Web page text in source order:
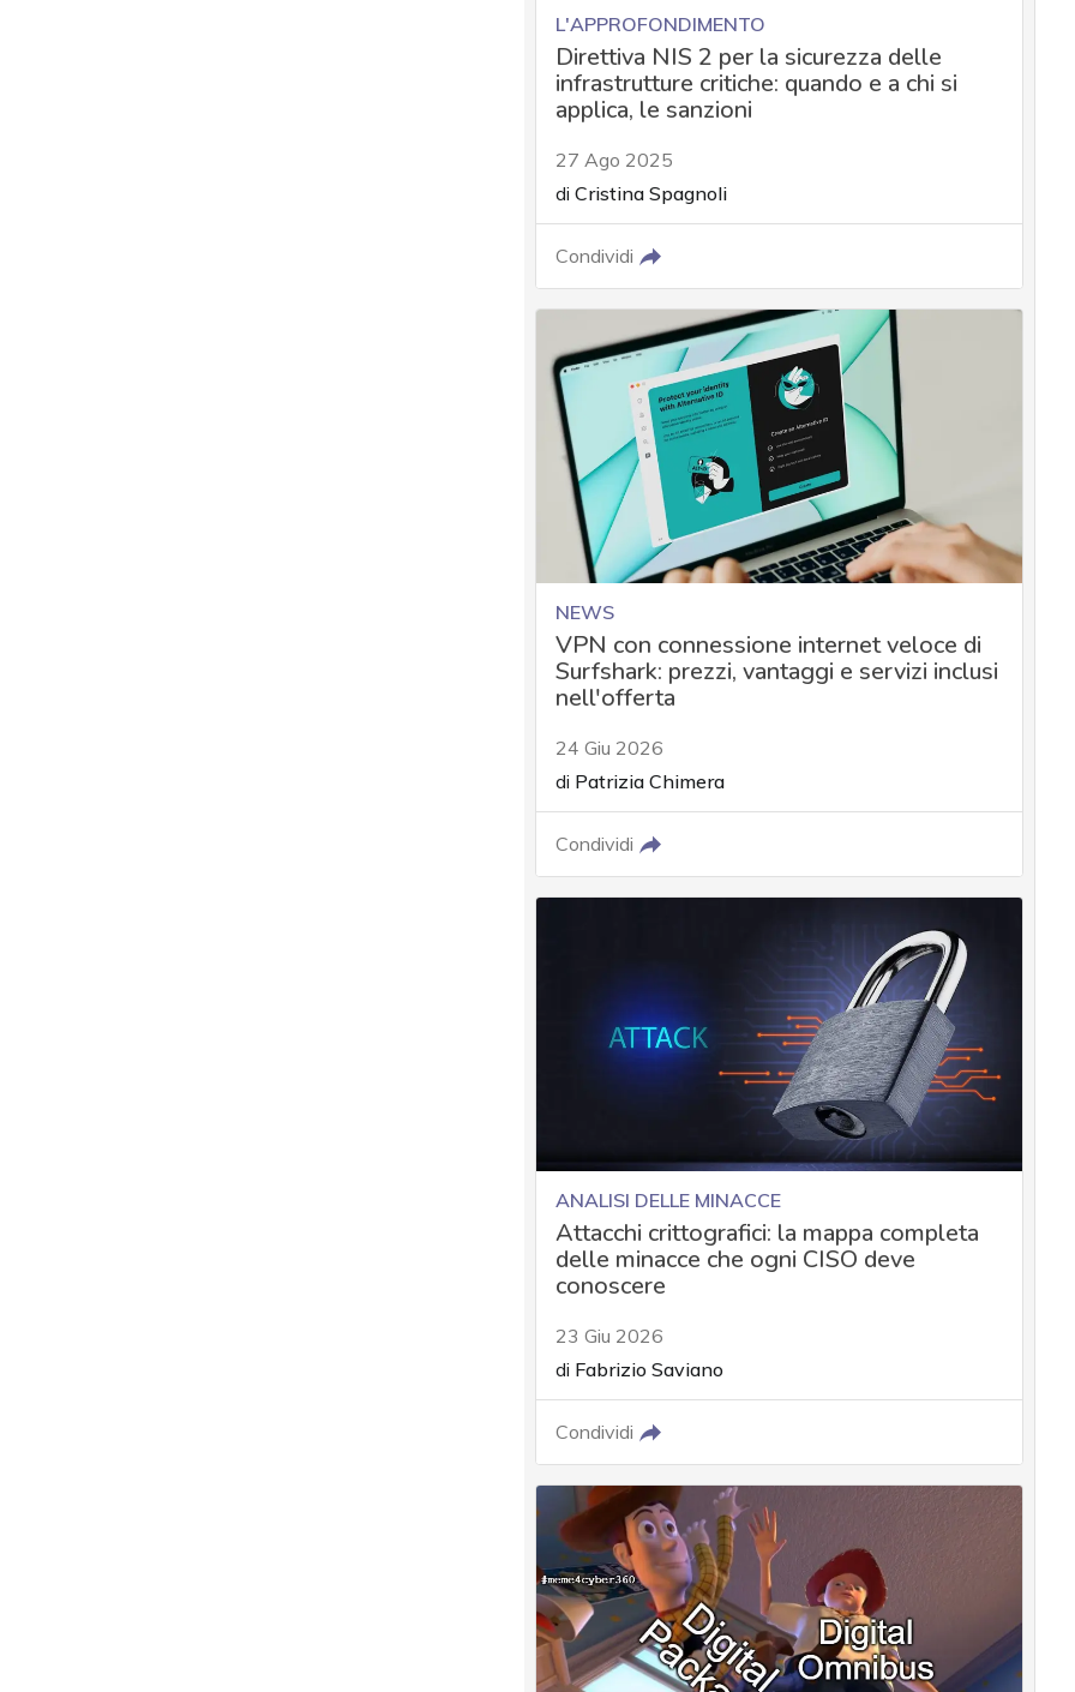
L'APPROFONDIMENTO
Direttiva NIS 2 per la sicurezza delle
infrastrutture critiche: quando e a chi si
applica, le sanzioni
27 Ago 2025
di Cristina Spagnoli
Condividi
NEWS
VPN con connessione internet veloce di
Surfshark: prezzi, vantaggi e servizi inclusi
nell'offerta
24 Giu 2026
di Patrizia Chimera
Condividi
ANALISI DELLE MINACCE
Attacchi crittografici: la mappa completa
delle minacce che ogni CISO deve
conoscere
23 Giu 2026
di Fabrizio Saviano
Condividi